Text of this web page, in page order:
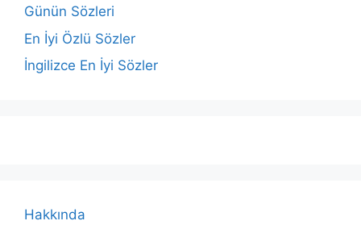
Günün Sözleri
En İyi Özlü Sözler
İngilizce En İyi Sözler
Hakkında